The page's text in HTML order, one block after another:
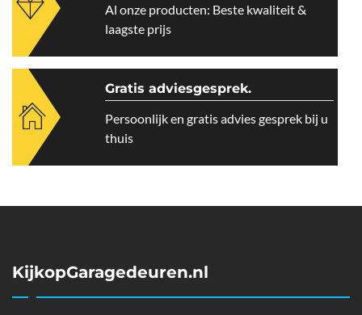
Al onze producten: Beste kwaliteit &
laagste prijs
Gratis adviesgesprek.
Persoonlijk en gratis advies gesprek bij u
thuis
KijkopGaragedeuren.nl